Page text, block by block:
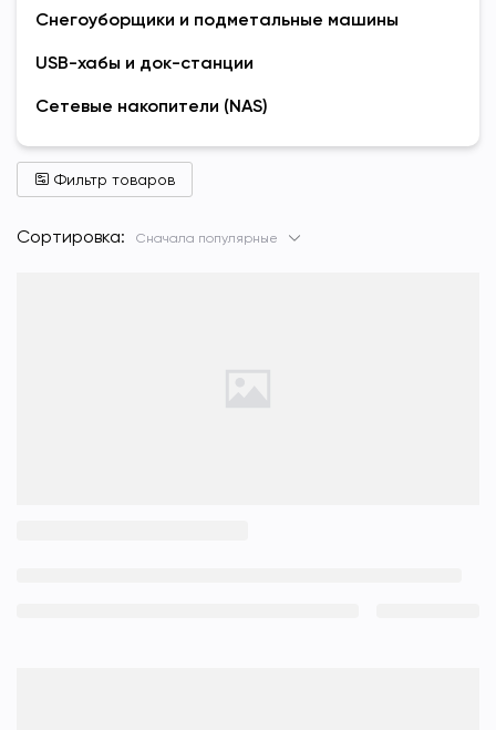
Снегоуборщики и подметальные машины
USB-хабы и док-станции
Сетевые накопители (NAS)
Фильтр товаров
Сортировка: Сначала популярные